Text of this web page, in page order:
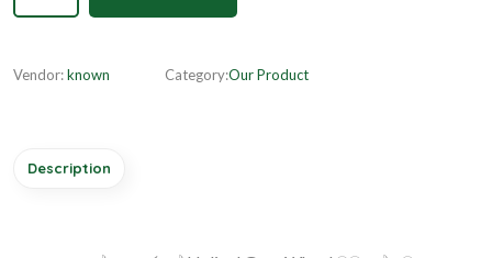
Vendor:known Category:Our Product
Description